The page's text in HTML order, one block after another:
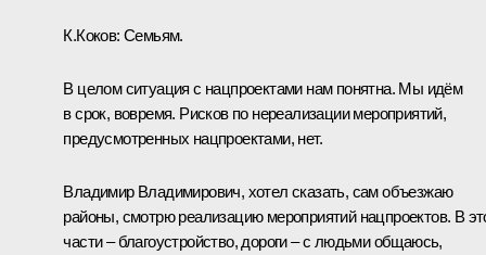
К.Коков: Семьям.
В целом ситуация с нацпроектами нам понятна. Мы идём
в срок, вовремя. Рисков по нереализации мероприятий,
предусмотренных нацпроектами, нет.
Владимир Владимирович, хотел сказать, сам объезжаю
районы, смотрю реализацию мероприятий нацпроектов. В
части – благоустройство, дороги – с людьми общаюсь,